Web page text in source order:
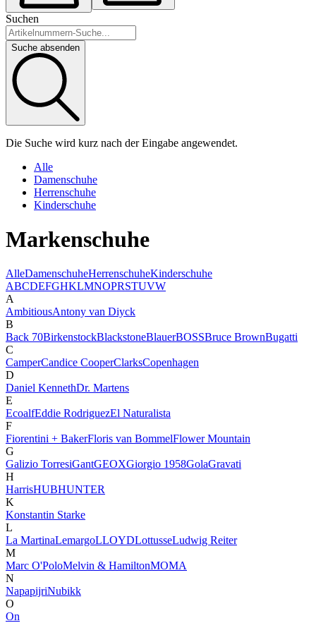
Suchen
Suche absenden
Die Suche wird kurz nach der Eingabe angewendet.
Alle
Damenschuhe
Herrenschuhe
Kinderschuhe
Markenschuhe
AlleDamenschuheHerrenschuheKinderschuhe
ABCDEFGHKLMNOPRSTUVW
A
AmbitiousAntony van Diyck
B
Back 70BirkenstockBlackstoneBlauerBOSSBruce BrownBugatti
C
CamperCandice CooperClarksCopenhagen
D
Daniel KennethDr. Martens
E
EcoalfEddie RodriguezEl Naturalista
F
Fiorentini + BakerFloris van BommelFlower Mountain
G
Galizio TorresiGantGEOXGiorgio 1958GolaGravati
H
HarrisHUBHUNTER
K
Konstantin Starke
L
La MartinaLemargoLLOYDLottusseLudwig Reiter
M
Marc O'PoloMelvin & HamiltonMOMA
N
NapapijriNubikk
O
On